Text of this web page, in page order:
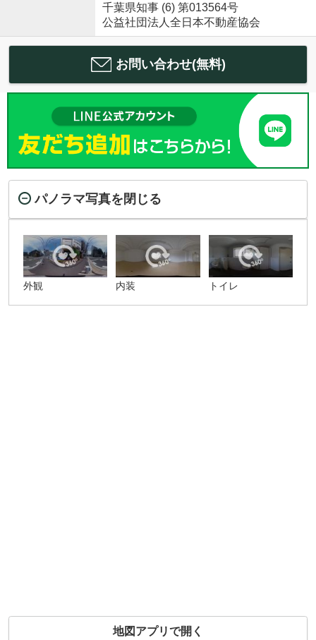
千葉県知事 (6) 第013564号
公益社団法人全日本不動産協会
お問い合わせ(無料)
パノラマ写真を閉じる
外観 内装 トイレ
地図アプリで開く